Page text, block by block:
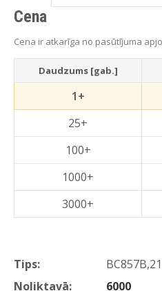
Tips:
Noliktavā:
6000
Cena
Cena ir atkarīga no pasūtījuma
Daudzums [gab.]
1+
25+
100+
1000+
3000+